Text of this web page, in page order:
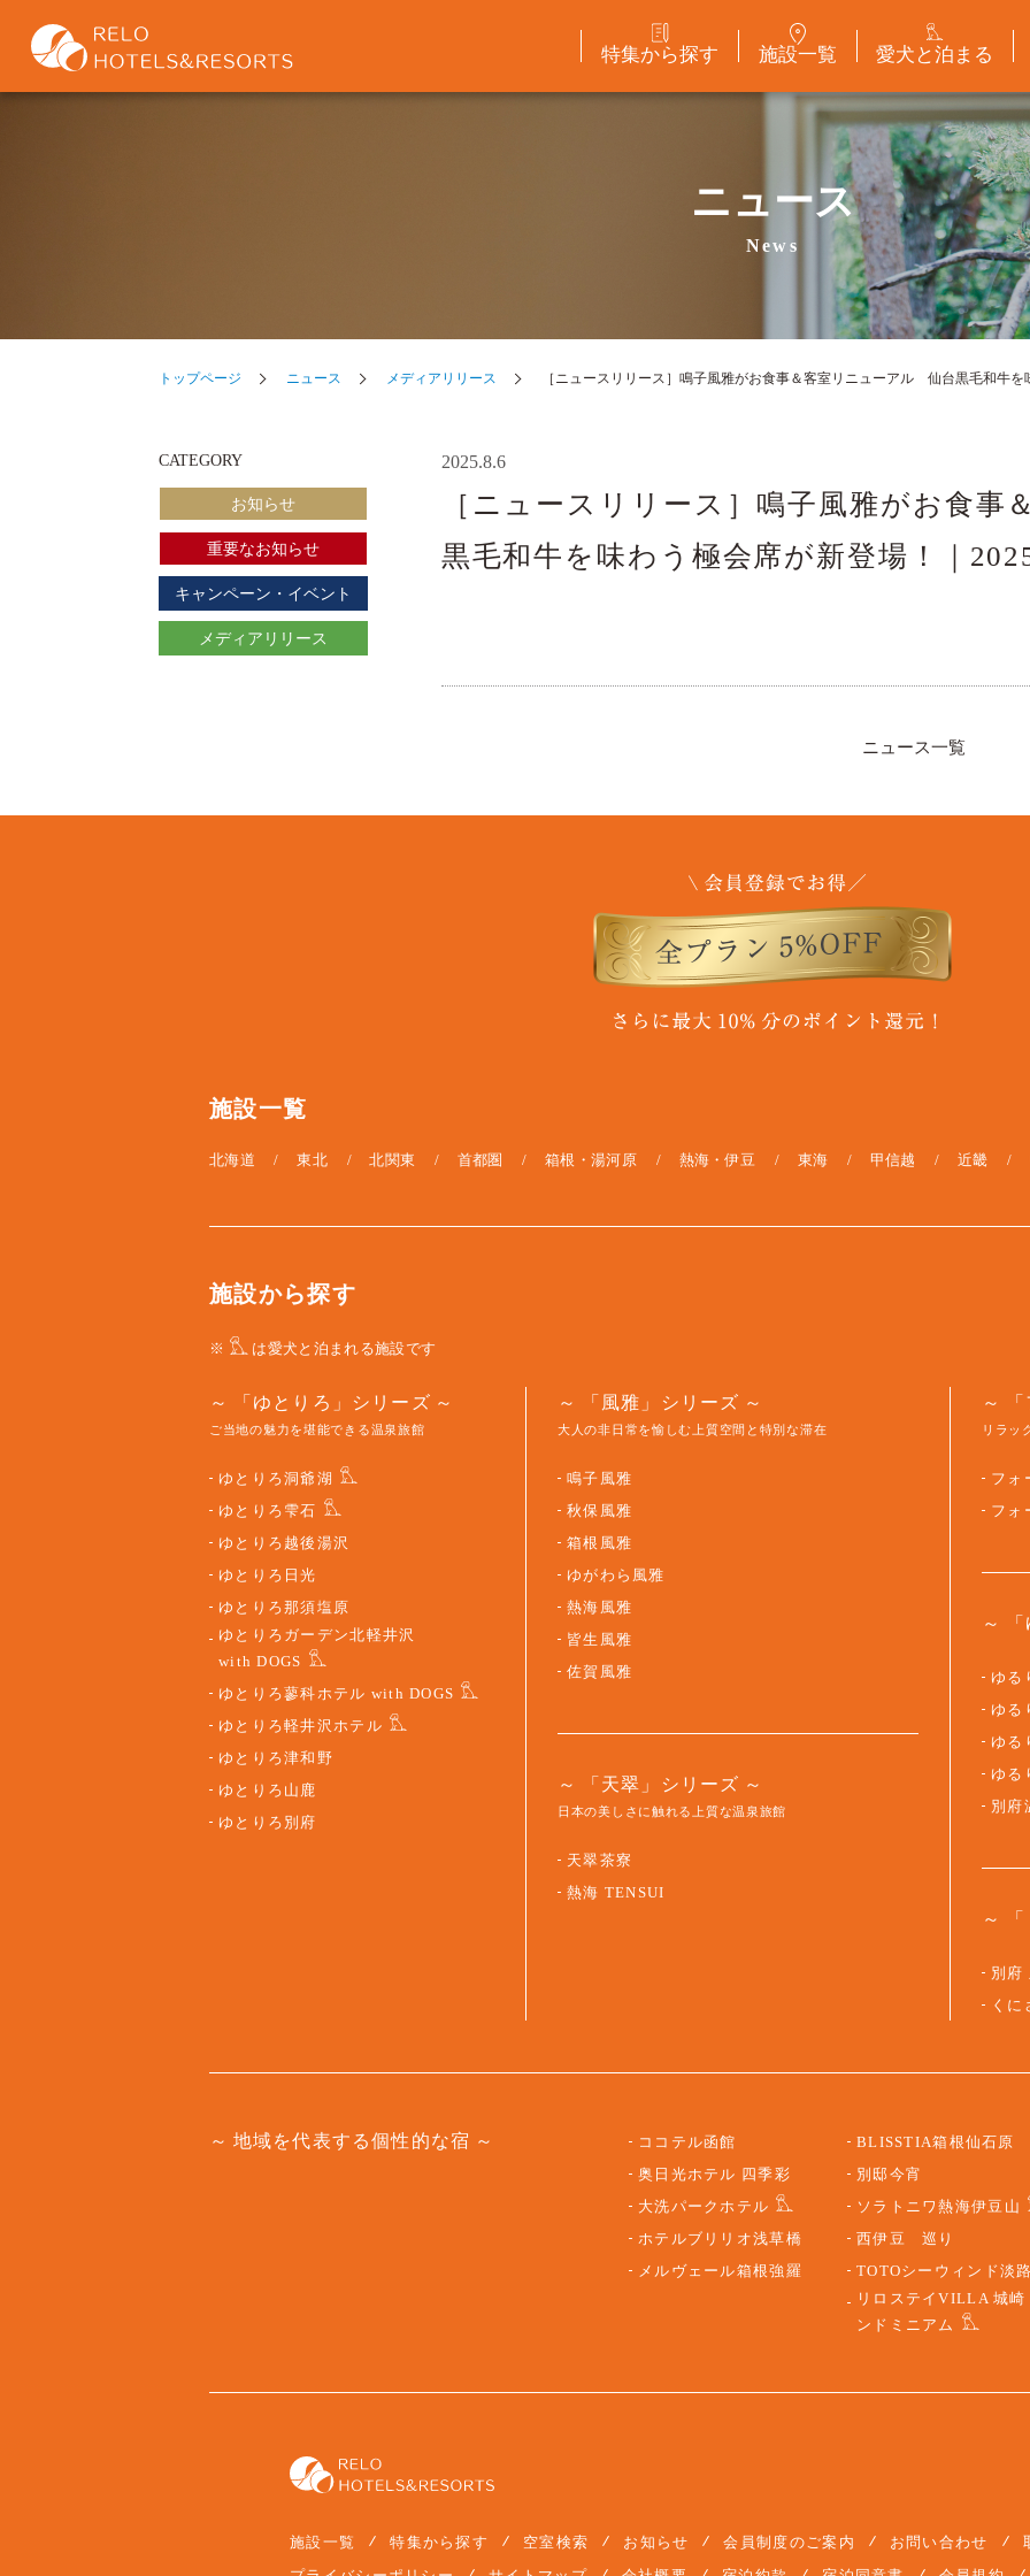
特集から探す 施設一覧 愛犬と泊まる
ニュース
News
トップページ ニュース メディアリリース ［ニュースリリース］鳴子風雅がお食事＆客室リニューアル 仙台黒毛和牛を
2025.8.6
［ニュースリリース］鳴子風雅がお食
黒毛和牛を味わう極会席が新登場！｜
ニュース一覧
CATEGORY
お知らせ
重要なお知らせ
キャンペーン・イベント
メディアリリース
施設一覧
北海道 東北 北関東 首都圏 箱根・湯河原 熱海・伊豆 東海 甲信越 近畿
施設から探す
※ は愛犬と泊まれる施設です
「ゆとりろ」シリーズ
ご当地の魅力を堪能できる温泉旅館
ゆとりろ洞爺湖
ゆとりろ雫石
ゆとりろ越後湯沢
ゆとりろ日光
ゆとりろ那須塩原
ゆとりろガーデン北軽井沢
with DOGS
ゆとりろ蓼科ホテル with DOGS
ゆとりろ軽井沢ホテル
ゆとりろ津和野
ゆとりろ山鹿
ゆとりろ別府
「風雅」シリーズ
大人の非日常を愉しむ上質空間と特別な滞在
鳴子風雅
秋保風雅
箱根風雅
ゆがわら風雅
熱海風雅
皆生風雅
佐賀風雅
「天翠」シリーズ
日本の美しさに触れる上質な温泉旅館
天翠茶寮
熱海 TENSUI
リラッ
フォ
フォ
ゆる
ゆる
ゆる
ゆる
別府
別府
くに
地域を代表する個性的な宿
ココテル函館
奥日光ホテル 四季彩
大洗パークホテル
ホテルブリリオ浅草橋
メルヴェール箱根強羅
BLISSTIA箱根仙石原
別邸今宵
ソラトニワ熱海伊豆山
西伊豆 巡り
TOTOシーウィンド淡路
リロステイVILLA 城崎
ンドミニアム
施設一覧 特集から探す 空室検索 お知らせ 会員制度のご案内 お問い合わせ